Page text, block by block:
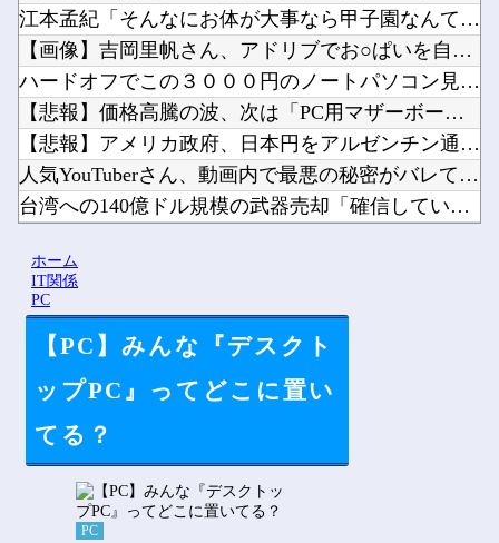
江本孟紀「そんなにお体が大事なら甲子園なんてやめちゃえばいい...
【画像】吉岡里帆さん、アドリブでお○ぱいを自ら触らせてしまう...
ハードオフでこの３０００円のノートパソコン見つけたんだけどど...
【悲報】価格高騰の波、次は「PC用マザーボード」か他
【悲報】アメリカ政府、日本円をアルゼンチン通貨危機と同列扱い...
人気YouTuberさん、動画内で最悪の秘密がバレて終わる・...
台湾への140億ドル規模の武器売却「確信している」 …米共和...
Powered by livedoor 相互RSS
ホーム
IT関係
PC
【PC】みんな『デスクト
ップPC』ってどこに置い
てる？
PC